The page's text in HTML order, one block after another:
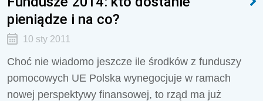
pieniądze i na co?
10 sty 2011
Choć nie wiadomo jeszcze ile środków z funduszy
pomocowych UE Polska wynegocjuje w ramach
nowej perspektywy finansowej, to rząd ma już